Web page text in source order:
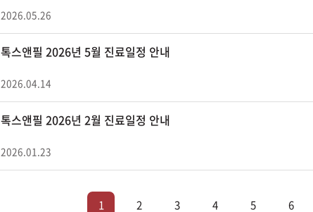
2026.05.26
톡스앤필 2026년 5월 진료일정 안내
2026.04.14
톡스앤필 2026년 2월 진료일정 안내
2026.01.23
1 2 3 4 5 6